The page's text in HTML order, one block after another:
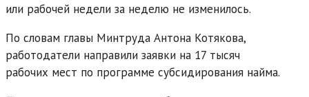
или рабочей недели за неделю не изменилось.
По словам главы Минтруда Антона Котякова,
работодатели направили заявки на 17 тысяч
рабочих мест по программе субсидирования найма.